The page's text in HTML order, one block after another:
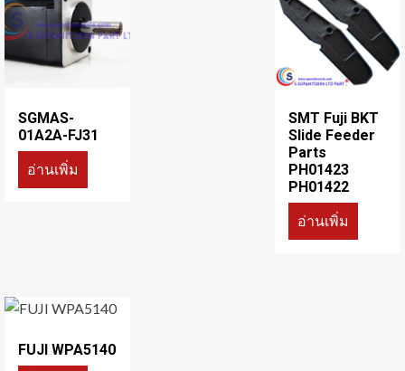
SGMAS-
01A2A-FJ31
อ่านเพิ่ม
SMT Fuji BKT
Slide Feeder
Parts
PH01423
PH01422
อ่านเพิ่ม
FUJI WPA5140